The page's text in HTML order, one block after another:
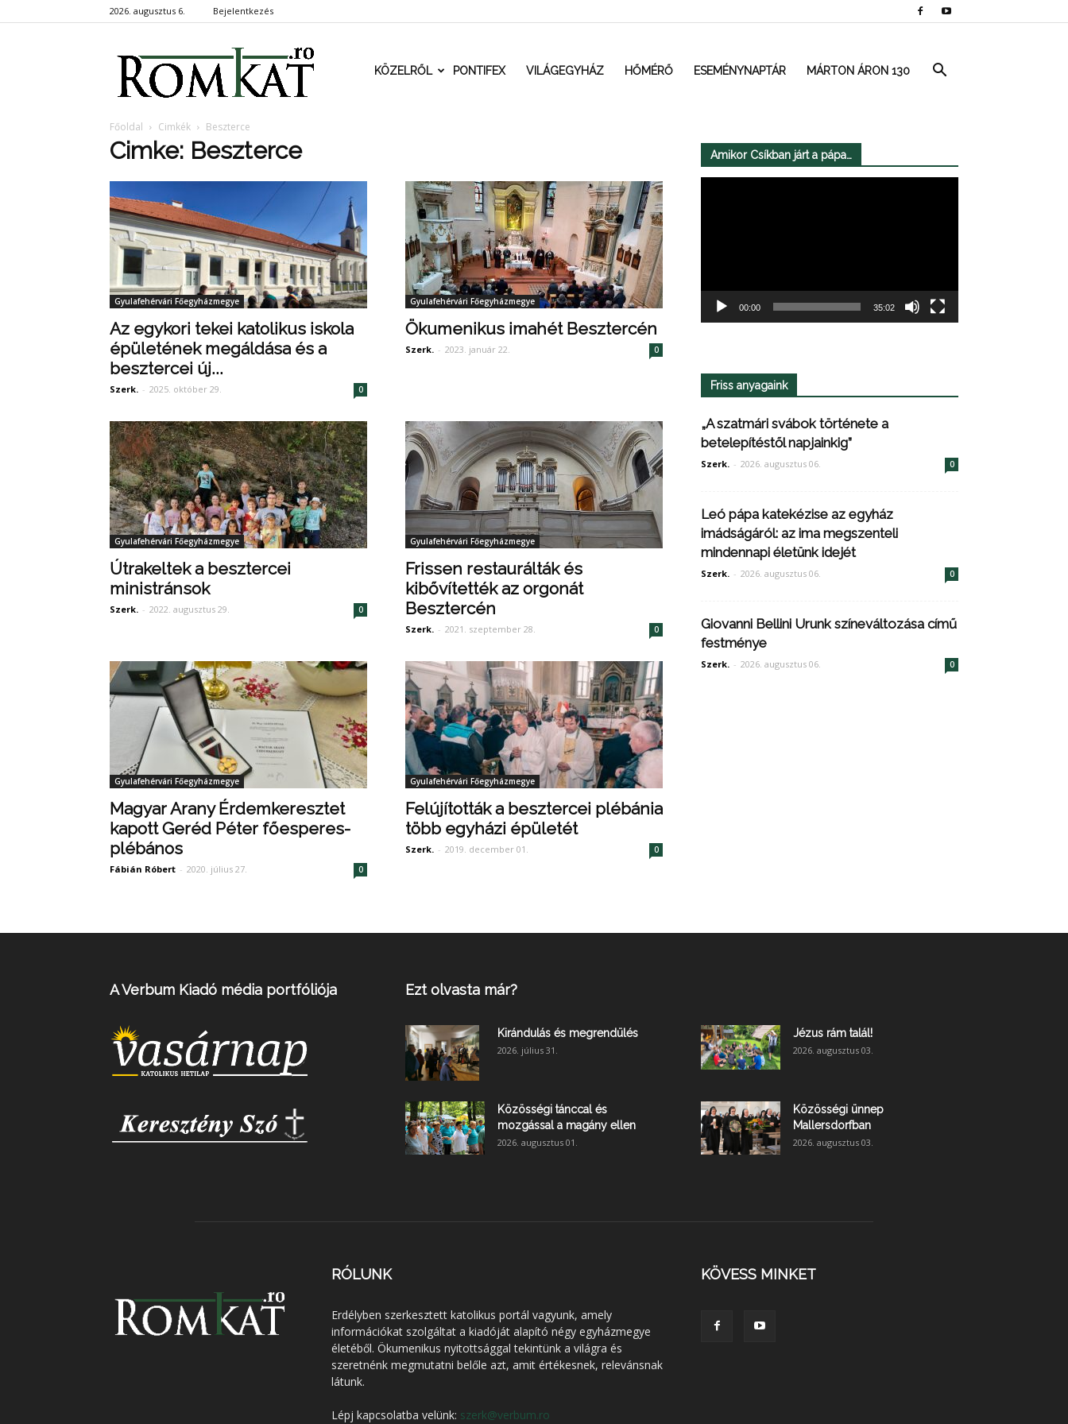
2026. augusztus 6. Bejelentkezés
RomKat.roKÖZELRŐL PONTIFEX VILÁGEGYHÁZ HŐMÉRŐ ESEMÉNYNAPTÁR MÁRTON ÁRON 130
Főoldal Cimkék Beszterce
Cimke: Beszterce
Gyulafehérvári Főegyházmegye
Az egykori tekei katolikus iskola
épületének megáldása és a
besztercei új...
Szerk. - 2025. október 29. 0
Gyulafehérvári Főegyházmegye
Ökumenikus imahét Besztercén
Szerk. - 2023. január 22. 0
Gyulafehérvári Főegyházmegye
Útrakeltek a besztercei
ministránsok
Szerk. - 2022. augusztus 29. 0
Gyulafehérvári Főegyházmegye
Frissen restaurálták és
kibővítették az orgonát
Besztercén
Szerk. - 2021. szeptember 28. 0
Gyulafehérvári Főegyházmegye
Magyar Arany Érdemkeresztet
kapott Geréd Péter főesperes-
plébános
Fábián Róbert - 2020. július 27. 0
Gyulafehérvári Főegyházmegye
Felújították a besztercei plébánia
több egyházi épületét
Szerk. - 2019. december 01. 0
Amikor Csíkban járt a pápa…
00:00 35:02
Friss anyagaink
„A szatmári svábok története a
betelepítéstől napjainkig”
Szerk. - 2026. augusztus 06. 0
Leó pápa katekézise az egyház
imádságáról: az ima megszenteli
mindennapi életünk idejét
Szerk. - 2026. augusztus 06. 0
Giovanni Bellini Urunk színeváltozása című
festménye
Szerk. - 2026. augusztus 06. 0
A Verbum Kiadó média portfóliója Ezt olvasta már?
Kirándulás és megrendülés
2026. július 31.
Jézus rám talál!
2026. augusztus 03.
Közösségi tánccal és
mozgással a magány ellen
2026. augusztus 01.
Közösségi ünnep
Mallersdorfban
2026. augusztus 03.
RÓLUNK
Erdélyben szerkesztett katolikus portál vagyunk, amely
információkat szolgáltat a kiadóját alapító négy egyházmegye
életéből. Ökumenikus nyitottsággal tekintünk a világra és
szeretnénk megmutatni belőle azt, amit értékesnek, relevánsnak
látunk.
Lépj kapcsolatba velünk: szerk@verbum.ro
KÖVESS MINKET